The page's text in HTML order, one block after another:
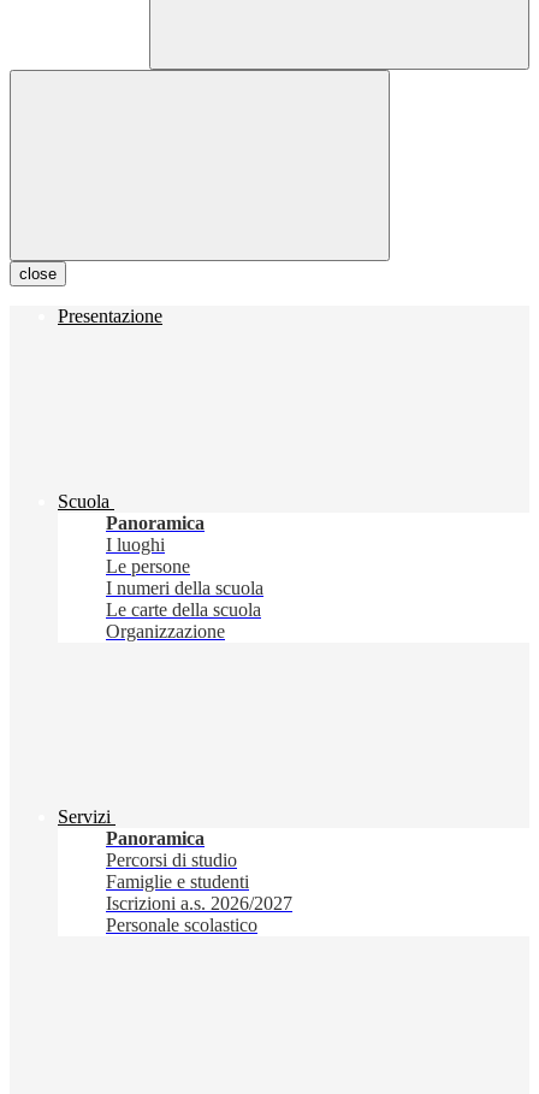
close
Presentazione
Scuola
Panoramica
I luoghi
Le persone
I numeri della scuola
Le carte della scuola
Organizzazione
Servizi
Panoramica
Percorsi di studio
Famiglie e studenti
Iscrizioni a.s. 2026/2027
Personale scolastico